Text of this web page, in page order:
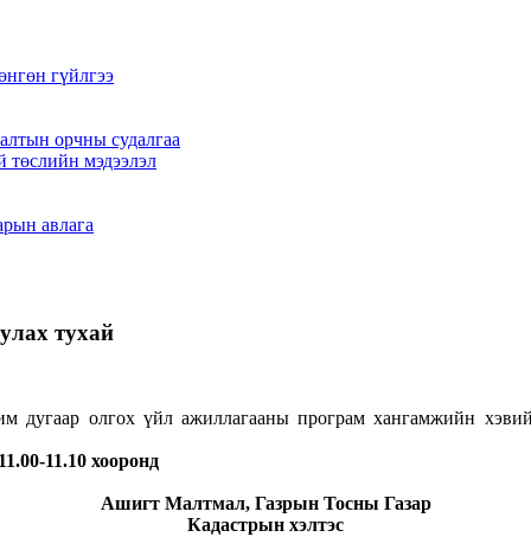
гүйлгээ
орчны судалгаа
төслийн мэдээлэл
авлага
тухай
дугаар олгох үйл ажиллагааны програм хангамжийн
11.10 хооронд
Ашигт Малтмал, Газрын Тосны Газар
Кадастрын хэлтэс